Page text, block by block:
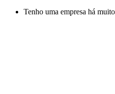
Tenho uma empresa há